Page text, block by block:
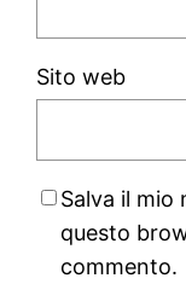
Sito web
Salva il mio
questo
commento.